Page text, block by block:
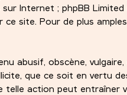
Internet ; phpBB
site. Pour de plus
abusif, obscène,
que ce soit en vertu
action peut entraîner